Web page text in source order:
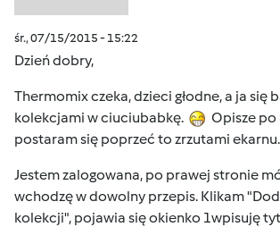
śr., 07/15/2015 - 15:22
Dzień dobry,
Thermomix czeka, dzieci głodne, a ja się
kolekcjami w ciuciubabkę.
Opisze
postaram się poprzeć to zrzutami ekarnu.
Jestem zalogowana, po prawej stronie
wchodzę w dowolny przepis. Klikam
kolekcji", pojawia się okienko 1wpisuję